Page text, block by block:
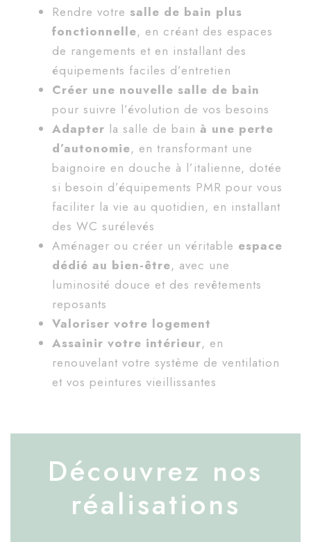
Rendre votre salle de bain plus
fonctionnelle, en créant des espaces
de rangements et en installant des
équipements faciles d’entretien
Créer une nouvelle salle de bain
pour suivre l’évolution de vos besoins
Adapter la salle de bain à une perte
d’autonomie, en transformant une
baignoire en douche à l’italienne, dotée
si besoin d’équipements PMR pour vous
faciliter la vie au quotidien, en installant
des WC surélevés
Aménager ou créer un véritable espace
dédié au bien-être, avec une
luminosité douce et des revêtements
reposants
Valoriser votre logement
Assainir votre intérieur, en
renouvelant votre système de ventilation
et vos peintures vieillissantes
Découvrez nos
réalisations